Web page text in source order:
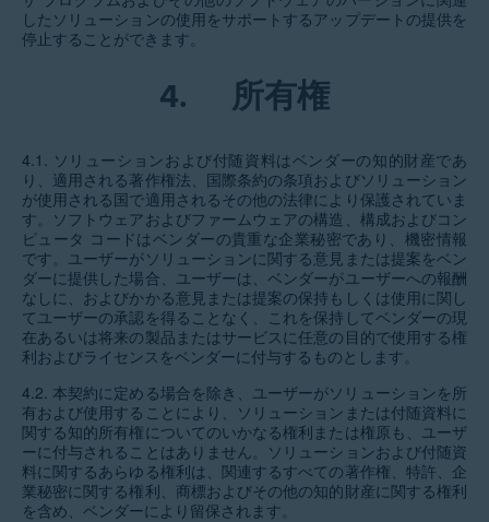
したソリューションの使用をサポートするアップデートの提供を
停止することができます。
4. 所有権
4.1. ソリューションおよび付随資料はベンダーの知的財産であ
り、適用される著作権法、国際条約の条項およびソリューション
が使用される国で適用されるその他の法律により保護されていま
す。ソフトウェアおよびファームウェアの構造、構成およびコン
ピュータ コードはベンダーの貴重な企業秘密であり、機密情報
です。ユーザーがソリューションに関する意見または提案をベン
ダーに提供した場合、ユーザーは、ベンダーがユーザーへの報酬
なしに、およびかかる意見または提案の保持もしくは使用に関し
てユーザーの承認を得ることなく、これを保持してベンダーの現
在あるいは将来の製品またはサービスに任意の目的で使用する権
利およびライセンスをベンダーに付与するものとします。
4.2. 本契約に定める場合を除き、ユーザーがソリューションを所
有および使用することにより、ソリューションまたは付随資料に
関する知的所有権についてのいかなる権利または権原も、ユーザ
ーに付与されることはありません。ソリューションおよび付随資
料に関するあらゆる権利は、関連するすべての著作権、特許、企
業秘密に関する権利、商標およびその他の知的財産に関する権利
を含め、ベンダーにより留保されます。